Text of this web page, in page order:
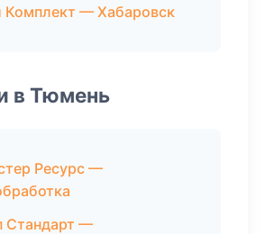
— Хабаровск
в Тюмень
Ресурс —
Стандарт —